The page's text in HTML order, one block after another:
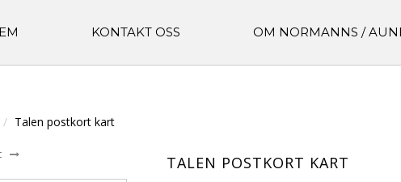
KONTAKT OSS OM NORMANNS /
Talen postkort kart
TALEN POSTKORT KART